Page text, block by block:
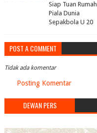
Siap Tuan Rumah
Piala Dunia
Sepakbola U 20
POST A COMMENT
Tidak ada komentar
Posting Komentar
DEWAN PERS